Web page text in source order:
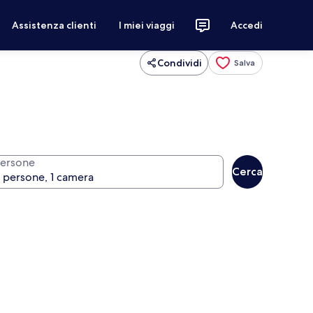
Assistenza clienti I miei viaggi Accedi
Condividi Salva
Cerca